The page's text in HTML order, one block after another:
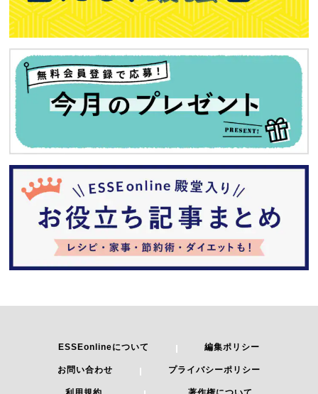
ESSEonlineについて 編集ポリシー
お問い合わせ プライバシーポリシー